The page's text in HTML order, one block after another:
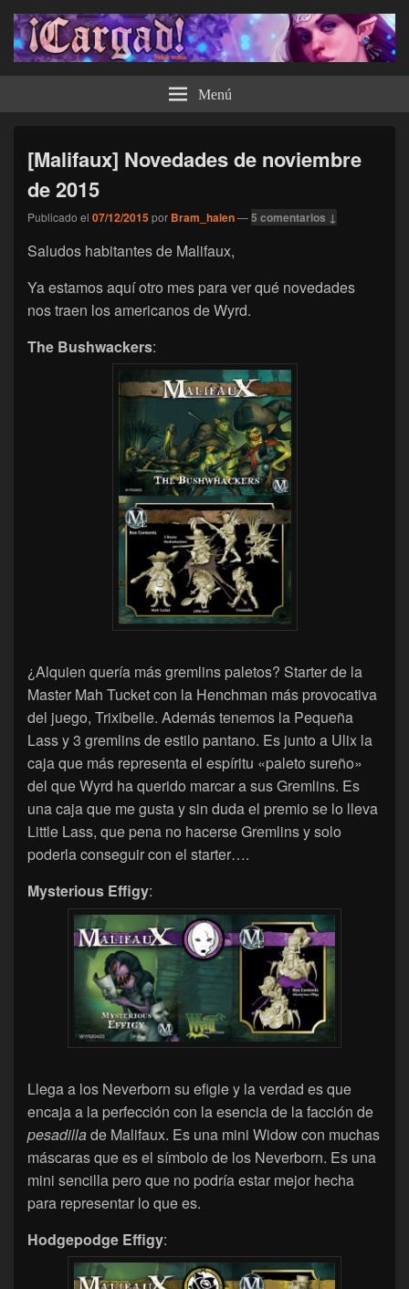
¡Cargad! Menú
[Malifaux] Novedades de noviembre
de 2015
Publicado el 07/12/2015por Bram_halen—5 comentarios ↓
Saludos habitantes de Malifaux,
Ya estamos aquí otro mes para ver qué novedades
nos traen los americanos de Wyrd.
The Bushwackers:
¿Alquien quería más gremlins paletos? Starter de la
Master Mah Tucket con la Henchman más provocativa
del juego, Trixibelle. Además tenemos la Pequeña
Lass y 3 gremlins de estilo pantano. Es junto a Ulix la
caja que más representa el espíritu «paleto sureño»
del que Wyrd ha querido marcar a sus Gremlins. Es
una caja que me gusta y sin duda el premio se lo lleva
Little Lass, que pena no hacerse Gremlins y solo
poderla conseguir con el starter….
Mysterious Effigy:
Llega a los Neverborn su efigie y la verdad es que
encaja a la perfección con la esencia de la facción de
pesadillade Malifaux. Es una mini Widow con muchas
máscaras que es el símbolo de los Neverborn. Es una
mini sencilla pero que no podría estar mejor hecha
para representar lo que es.
Hodgepodge Effigy: